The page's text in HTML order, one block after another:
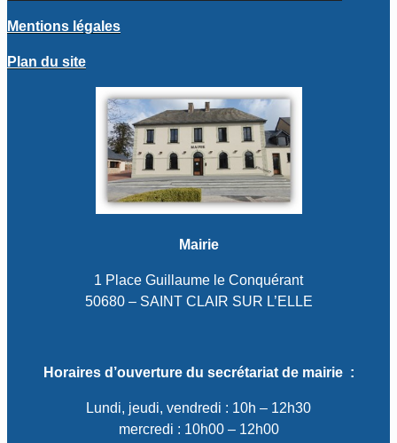
Mentions légales
Plan du site
Mairie
1 Place Guillaume le Conquérant
50680 – SAINT CLAIR SUR L’ELLE
Horaires d’ouverture du secrétariat de mairie :
Lundi, jeudi, vendredi : 10h – 12h30
mercredi : 10h00 – 12h00